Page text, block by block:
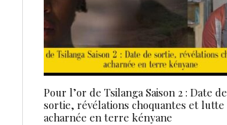
Pour l’or de Tsilanga Saison 2 : Date de
sortie, révélations choquantes et lutte
acharnée en terre kényane